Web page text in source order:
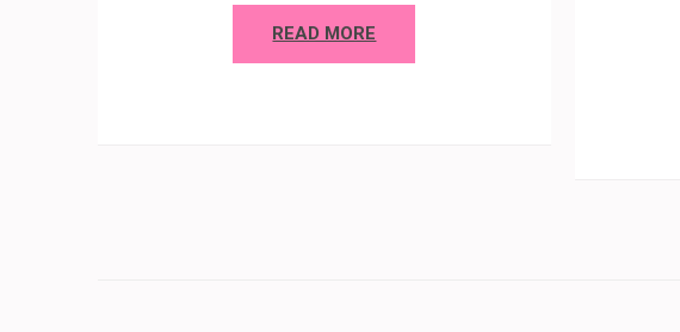
READ MORE